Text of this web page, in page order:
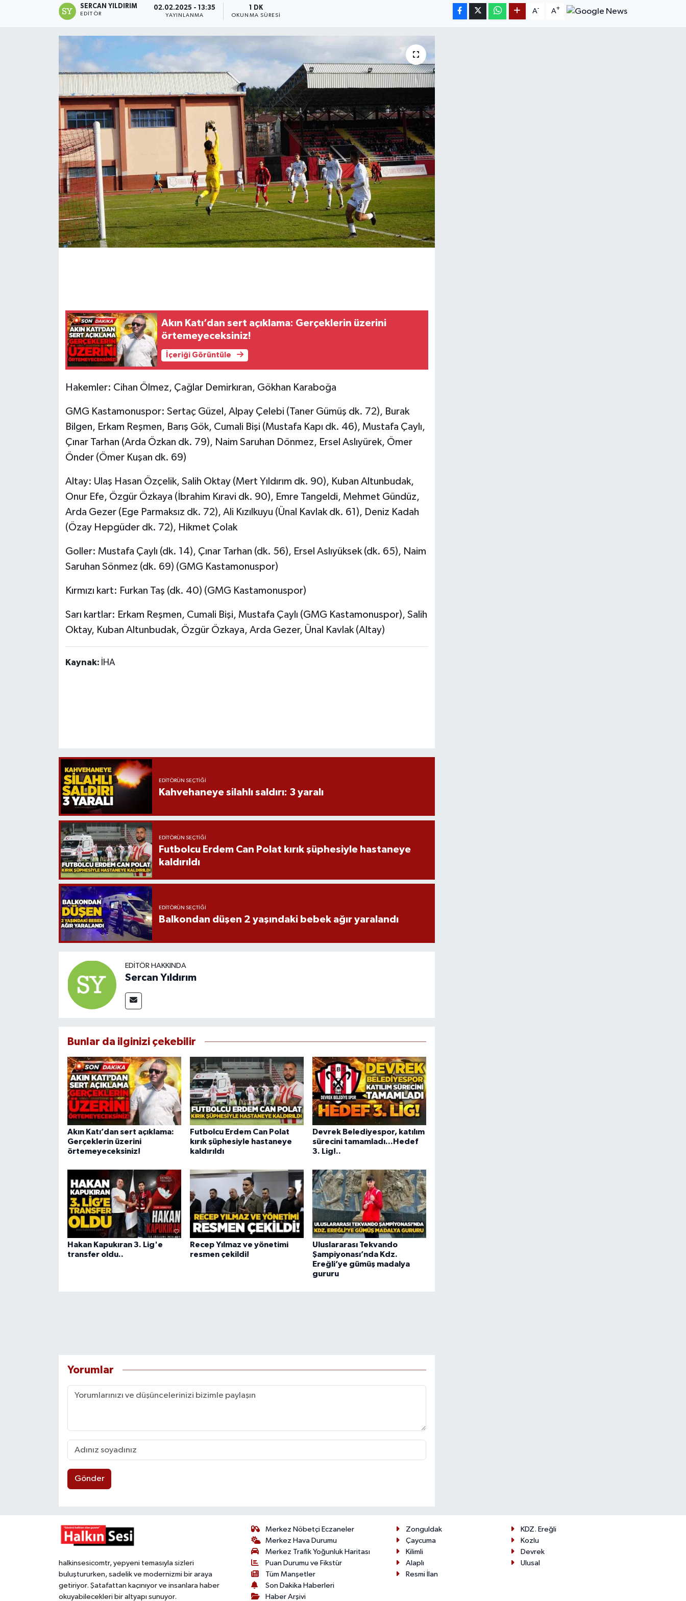
SERCAN YILDIRIM
EDITÖR
02.02.2025 - 13:35
YAYINLANMA
1 DK
OKUNMA SÜRESI
A- A+
Akın Katı’dan sert açıklama: Gerçeklerin üzerini
örtemeyeceksiniz!
İçeriği Görüntüle
Hakemler: Cihan Ölmez, Çağlar Demirkıran, Gökhan Karaboğa
GMG Kastamonuspor: Sertaç Güzel, Alpay Çelebi (Taner Gümüş dk. 72), Burak
Bilgen, Erkam Reşmen, Barış Gök, Cumali Bişi (Mustafa Kapı dk. 46), Mustafa Çaylı,
Çınar Tarhan (Arda Özkan dk. 79), Naim Saruhan Dönmez, Ersel Aslıyürek, Ömer
Önder (Ömer Kuşan dk. 69)
Altay: Ulaş Hasan Özçelik, Salih Oktay (Mert Yıldırım dk. 90), Kuban Altunbudak,
Onur Efe, Özgür Özkaya (İbrahim Kıravi dk. 90), Emre Tangeldi, Mehmet Gündüz,
Arda Gezer (Ege Parmaksız dk. 72), Ali Kızılkuyu (Ünal Kavlak dk. 61), Deniz Kadah
(Özay Hepgüder dk. 72), Hikmet Çolak
Goller: Mustafa Çaylı (dk. 14), Çınar Tarhan (dk. 56), Ersel Aslıyüksek (dk. 65), Naim
Saruhan Sönmez (dk. 69) (GMG Kastamonuspor)
Kırmızı kart: Furkan Taş (dk. 40) (GMG Kastamonuspor)
Sarı kartlar: Erkam Reşmen, Cumali Bişi, Mustafa Çaylı (GMG Kastamonuspor), Salih
Oktay, Kuban Altunbudak, Özgür Özkaya, Arda Gezer, Ünal Kavlak (Altay)
Kaynak: İHA
EDITÖRÜN SEÇTIĞI
Kahvehaneye silahlı saldırı: 3 yaralı
EDITÖRÜN SEÇTIĞI
Futbolcu Erdem Can Polat kırık şüphesiyle hastaneye
kaldırıldı
EDITÖRÜN SEÇTIĞI
Balkondan düşen 2 yaşındaki bebek ağır yaralandı
EDITÖR HAKKINDA
Sercan Yıldırım
Bunlar da ilginizi çekebilir
Akın Katı’dan sert açıklama:
Gerçeklerin üzerini
örtemeyeceksiniz!
Futbolcu Erdem Can Polat
kırık şüphesiyle hastaneye
kaldırıldı
Devrek Belediyespor, katılım
sürecini tamamladı...Hedef
3. Lig!..
Hakan Kapukıran 3. Lig'e
transfer oldu..
Recep Yılmaz ve yönetimi
resmen çekildi!
Uluslararası Tekvando
Şampiyonası’nda Kdz.
Ereğli’ye gümüş madalya
gururu
Yorumlar
Gönder
halkinsesicomtr, yepyeni temasıyla sizleri
buluştururken, sadelik ve modernizmi bir araya
getiriyor. Şatafattan kaçınıyor ve insanlara haber
okuyabilecekleri bir altyapı sunuyor.
Merkez Nöbetçi Eczaneler
Merkez Hava Durumu
Merkez Trafik Yoğunluk Haritası
Puan Durumu ve Fikstür
Tüm Manşetler
Son Dakika Haberleri
Haber Arşivi
Zonguldak
KDZ. Ereğli
Çaycuma
Kozlu
Kilimli
Devrek
Alaplı
Ulusal
Resmi İlan
BİLİM VE TEKNOLOJİ
Ekonomi
Kültür - Sanat
MAGAZİN